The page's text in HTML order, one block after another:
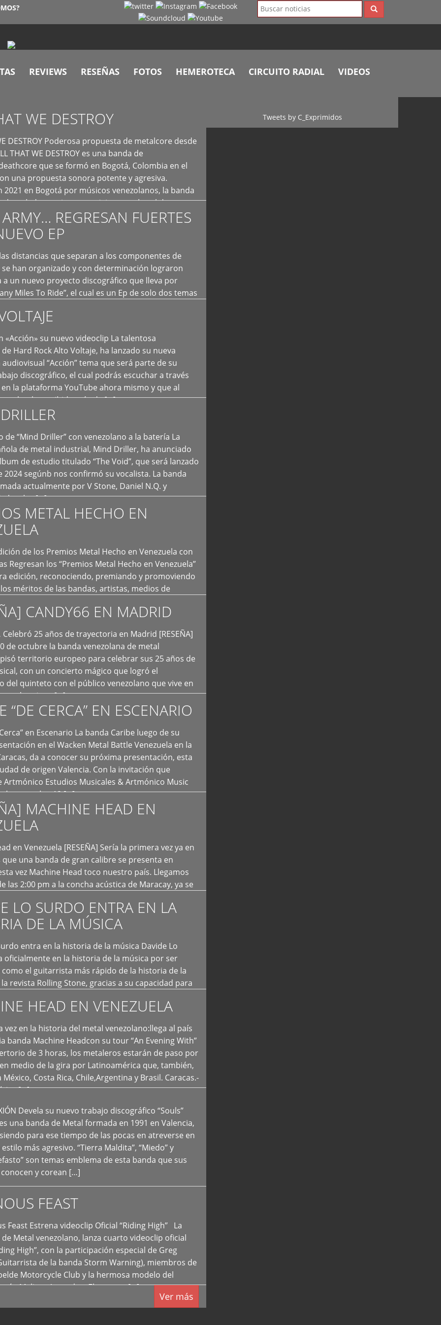
REVIEWS RESEÑAS FOTOS HEMEROTECA CIRCUITO RADIAL VIDEOS
WE DESTROY
DESTROY Poderosa propuesta de metalcore desde
THAT WE DESTROY es una banda de
que se formó en Bogotá, Colombia en el
una propuesta sonora potente y agresiva.
2021 en Bogotá por músicos venezolanos, la banda
demoledores, ritmos vertiginosos y breakdowns
creando […]REGRESAN FUERTES
EP
distancias que separan a los componentes de
se han organizado y con determinación lograron
a un nuevo proyecto discográfico que lleva por
Miles To Ride”, el cual es un Ep de solo dos temas
[…]
«Acción» su nuevo videoclip La talentosa
Hard Rock Alto Voltaje, ha lanzado su nueva
“Acción” tema que será parte de su
discográfico, el cual podrás escuchar a través
la plataforma YouTube ahora mismo y que al
ya ha recibido más de […]
de “Mind Driller” con venezolano a la batería La
de metal industrial, Mind Driller, ha anunciado
de estudio titulado “The Void”, que será lanzado
2024 segúnb nos confirmó su vocalista. La banda
actualmente por V Stone, Daniel N.Q. y
a las […]
METAL HECHO EN
de los Premios Metal Hecho en Venezuela con
Regresan los “Premios Metal Hecho en Venezuela”
edición, reconociendo, premiando y promoviendo
méritos de las bandas, artistas, medios de
tendencias del metal y […]
CANDY66 EN MADRID
Celebró 25 años de trayectoria en Madrid [RESEÑA]
de octubre la banda venezolana de metal
territorio europeo para celebrar sus 25 años de
con un concierto mágico que logró el
del quinteto con el público venezolano que vive en
que los sigue […]
“DE CERCA” EN ESCENARIO
en Escenario La banda Caribe luego de su
en el Wacken Metal Battle Venezuela en la
da a conocer su próxima presentación, esta
de origen Valencia. Con la invitación que
Artmónico Estudios Musicales & Artmónico Music
cumplen 12 […]
MACHINE HEAD EN
en Venezuela [RESEÑA] Sería la primera vez ya en
una banda de gran calibre se presenta en
vez Machine Head toco nuestro país. Llegamos
las 2:00 pm a la concha acústica de Maracay, ya se
LO SURDO ENTRA EN LA
DE LA MÚSICA
entra en la historia de la música Davide Lo
oficialmente en la historia de la música por ser
el guitarrista más rápido de la historia de la
revista Rolling Stone, gracias a su capacidad para
HEAD EN VENEZUELA
vez en la historia del metal venezolano:llega al país
banda Machine Headcon su tour “An Evening With”
de 3 horas, los metaleros estarán de paso por
medio de la gira por Latinoamérica que, también,
México, Costa Rica, Chile,Argentina y Brasil. Caracas.-
[…]
Devela su nuevo trabajo discográfico “Souls”
una banda de Metal formada en 1991 en Valencia,
para ese tiempo de las pocas en atreverse en
más agresivo. “Tierra Maldita”, “Miedo” y
son temas emblema de esta banda que sus
y corean […]
FEAST
Feast Estrena videoclip Oficial “Riding High” La
Metal venezolano, lanza cuarto videoclip oficial
High”, con la participación especial de Greg
de la banda Storm Warning), miembros de
Motorcycle Club y la hermosa modelo del
Melissa Acevedo. El potente […]
Ver más
Tweets by C_Exprimidos